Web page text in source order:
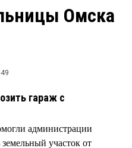
Архив
Омска
гараж с
администрации
участок от